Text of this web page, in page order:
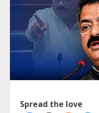
Spread the love